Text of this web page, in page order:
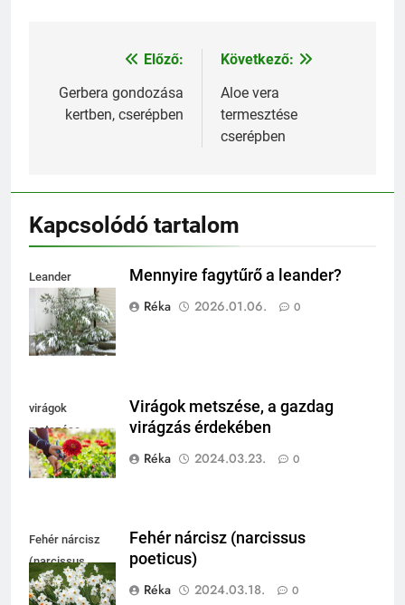
Bejegyzés
navigáció
Előző:
Gerbera gondozása
kertben, cserépben
Következő:
Aloe vera
termesztése
cserépben
Kapcsolódó tartalom
Leander
fagytűrése
Mennyire fagytűrő a leander?
Réka
2026.01.06. 0
virágok
metszése
Virágok metszése, a gazdag
virágzás érdekében
Réka
2024.03.23. 0
Fehér nárcisz
(narcissus
poeticus)
Fehér nárcisz (narcissus
poeticus)
Réka
2024.03.18. 0